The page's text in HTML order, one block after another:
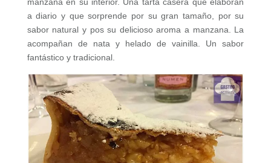
manzana en su interior. Una tarta casera que elaboran
a diario y que sorprende por su gran tamaño, por su
sabor natural y pos su delicioso aroma a manzana. La
acompañan de nata y helado de vainilla. Un sabor
fantástico y tradicional.